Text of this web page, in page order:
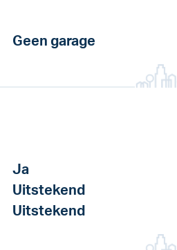
Geen garage
Ja
Uitstekend
Uitstekend